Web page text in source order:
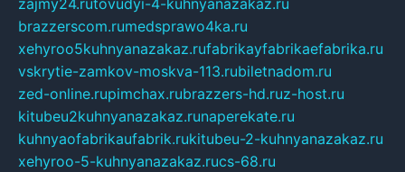
zajmy24.rutovudyi-4-kuhnyanazakaz.ru
brazzerscom.rumedsprawo4ka.ru
xehyroo5kuhnyanazakaz.rufabrikayfabrikaefabrika.ru
vskrytie-zamkov-moskva-113.rubiletnadom.ru
zed-online.rupimchax.rubrazzers-hd.ruz-host.ru
kitubeu2kuhnyanazakaz.runaperekate.ru
kuhnyaofabrikaufabrik.rukitubeu-2-kuhnyanazakaz.ru
xehyroo-5-kuhnyanazakaz.rucs-68.ru